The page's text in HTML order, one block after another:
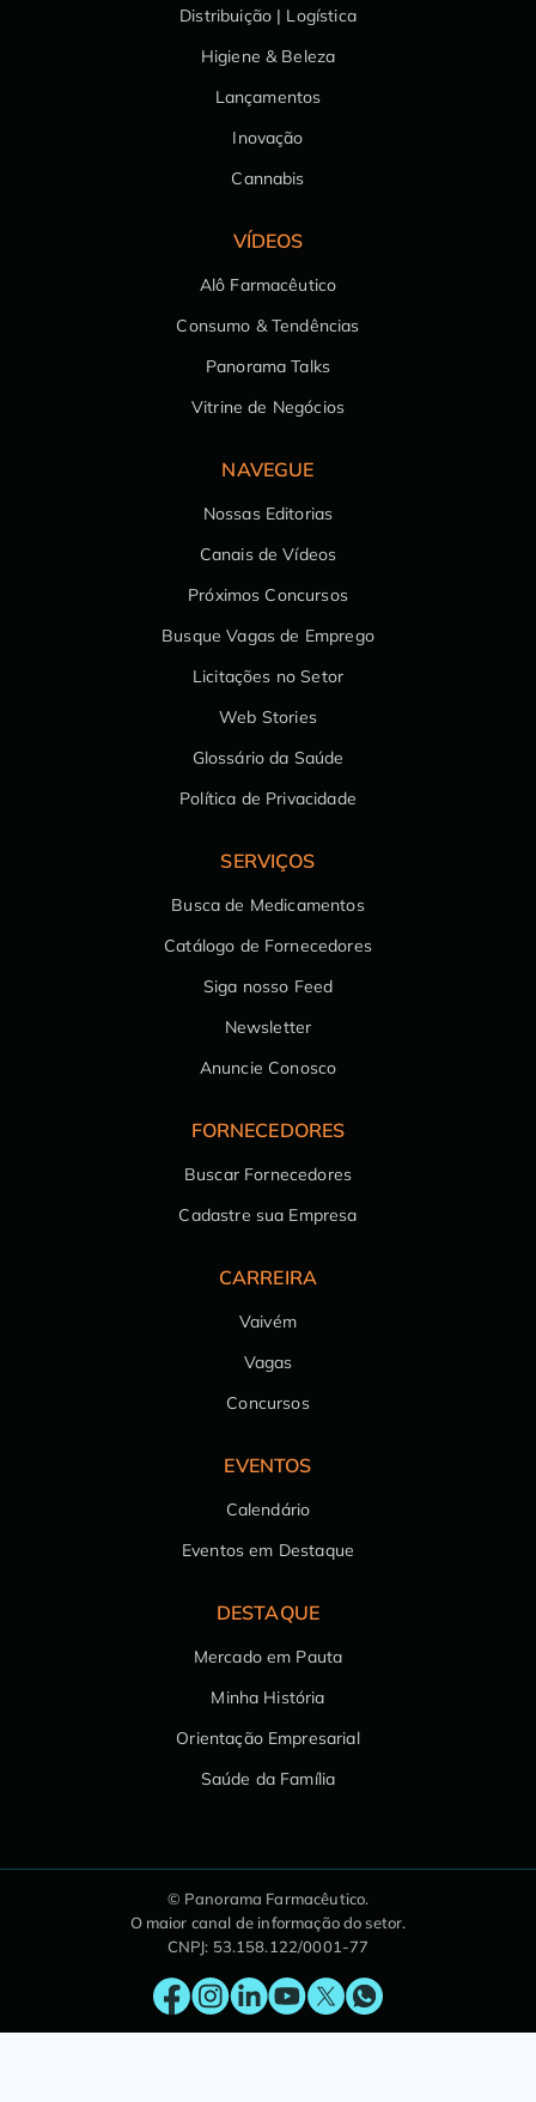
Distribuição | Logística
Higiene & Beleza
Lançamentos
Inovação
Cannabis
VÍDEOS
Alô Farmacêutico
Consumo & Tendências
Panorama Talks
Vitrine de Negócios
NAVEGUE
Nossas Editorias
Canais de Vídeos
Próximos Concursos
Busque Vagas de Emprego
Licitações no Setor
Web Stories
Glossário da Saúde
Política de Privacidade
SERVIÇOS
Busca de Medicamentos
Catálogo de Fornecedores
Siga nosso Feed
Newsletter
Anuncie Conosco
FORNECEDORES
Buscar Fornecedores
Cadastre sua Empresa
CARREIRA
Vaivém
Vagas
Concursos
EVENTOS
Calendário
Eventos em Destaque
DESTAQUE
Mercado em Pauta
Minha História
Orientação Empresarial
Saúde da Família
© Panorama Farmacêutico.
O maior canal de informação do setor.
CNPJ: 53.158.122/0001-77